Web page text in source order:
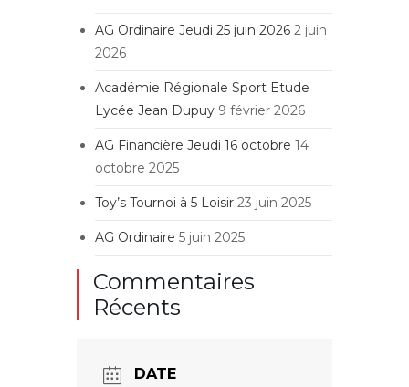
AG Ordinaire Jeudi 25 juin 2026 2 juin
2026
Académie Régionale Sport Etude
Lycée Jean Dupuy 9 février 2026
AG Financière Jeudi 16 octobre 14
octobre 2025
Toy’s Tournoi à 5 Loisir 23 juin 2025
AG Ordinaire 5 juin 2025
Commentaires
Récents
DATE